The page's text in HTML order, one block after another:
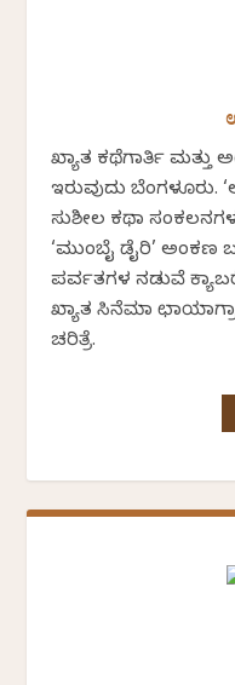
ಖ್ಯಾತ ಕಥೆಗಾರ್ತಿ ಮತ್ತು
ಇರುವುದು ಬೆಂಗಳೂರು.
ಸುಶೀಲ ಕಥಾ
‘ಮುಂಬೈ ಡೈರಿ’ ಅಂಕಣ
ಪರ್ವತಗಳ ನಡುವೆ
ಖ್ಯಾತ ಸಿನೆಮಾ
ಚರಿತ್ರೆ.